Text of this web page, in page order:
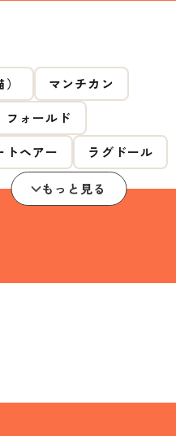
マンチカン
フォールド
トヘアー
ラグドール
もっと見る